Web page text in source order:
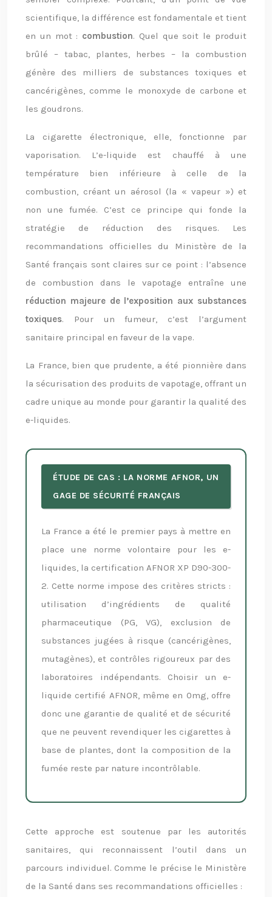
scientifique, la différence est fondamentale et tient
en un mot : combustion. Quel que soit le produit
brûlé – tabac, plantes, herbes – la combustion
génère des milliers de substances toxiques et
cancérigènes, comme le monoxyde de carbone et
les goudrons.
La cigarette électronique, elle, fonctionne par
vaporisation. L’e-liquide est chauffé à une
température bien inférieure à celle de la
combustion, créant un aérosol (la « vapeur ») et
non une fumée. C’est ce principe qui fonde la
stratégie de réduction des risques. Les
recommandations officielles du Ministère de la
Santé français sont claires sur ce point : l’absence
de combustion dans le vapotage entraîne une
réduction majeure de l’exposition aux substances
toxiques. Pour un fumeur, c’est l’argument
sanitaire principal en faveur de la vape.
La France, bien que prudente, a été pionnière dans
la sécurisation des produits de vapotage, offrant un
cadre unique au monde pour garantir la qualité des
e-liquides.
ÉTUDE DE CAS : LA NORME AFNOR, UN
GAGE DE SÉCURITÉ FRANÇAIS
La France a été le premier pays à mettre en
place une norme volontaire pour les e-
liquides, la certification AFNOR XP D90-300-
2. Cette norme impose des critères stricts :
utilisation d’ingrédients de qualité
pharmaceutique (PG, VG), exclusion de
substances jugées à risque (cancérigènes,
mutagènes), et contrôles rigoureux par des
laboratoires indépendants. Choisir un e-
liquide certifié AFNOR, même en 0mg, offre
donc une garantie de qualité et de sécurité
que ne peuvent revendiquer les cigarettes à
base de plantes, dont la composition de la
fumée reste par nature incontrôlable.
Cette approche est soutenue par les autorités
sanitaires, qui reconnaissent l’outil dans un
parcours individuel. Comme le précise le Ministère
de la Santé dans ses recommandations officielles :